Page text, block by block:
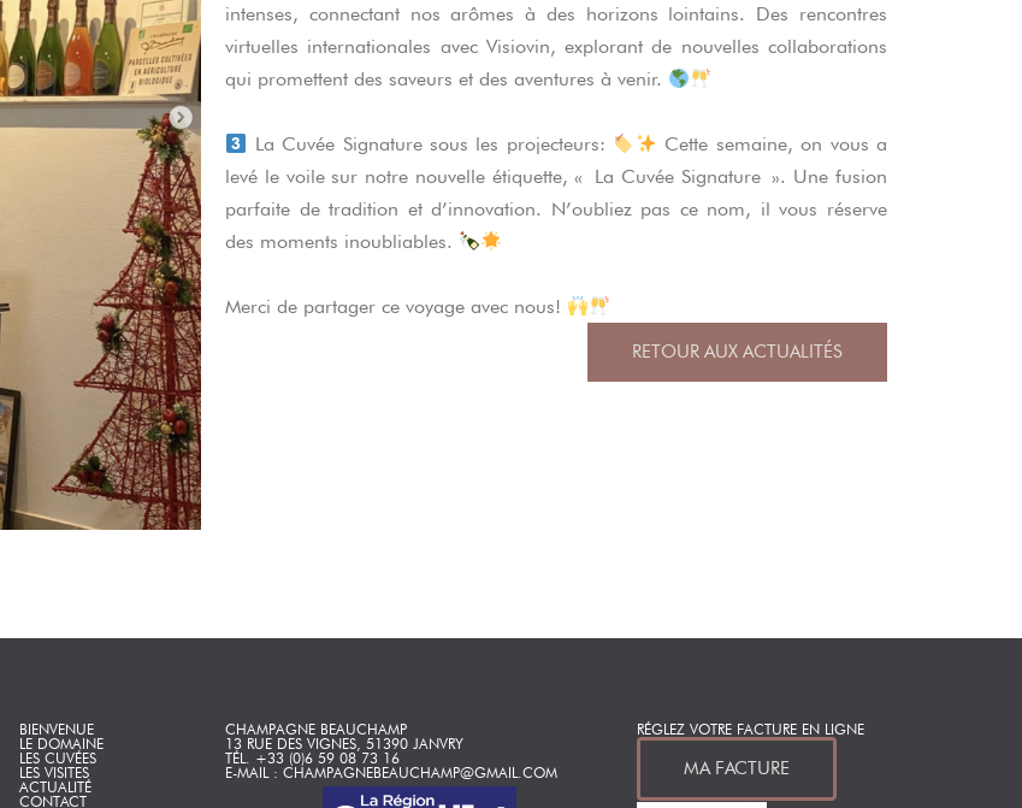
intenses, connectant nos arômes à des horizons lointains. Des rencontres
virtuelles internationales avec Visiovin, explorant de nouvelles collaborations
qui promettent des saveurs et des aventures à venir.
La Cuvée Signature sous les projecteurs:
Cette semaine, on vous a
levé le voile sur notre nouvelle étiquette, « La Cuvée Signature ». Une fusion
parfaite de tradition et d’innovation. N’oubliez pas ce nom, il vous réserve
des moments inoubliables.
Merci de partager ce voyage avec nous!
RETOUR AUX ACTUALITÉS
BIENVENUE
LE DOMAINE
LES CUVÉES
LES VISITES
ACTUALITÉ
CONTACT
CHAMPAGNE BEAUCHAMP
13 RUE DES VIGNES, 51390 JANVRY
TÉL. +33 (0)6 59 08 73 16
E-MAIL : CHAMPAGNEBEAUCHAMP@GMAIL.COM
RÉGLEZ VOTRE FACTURE EN LIGNE
MA FACTURE